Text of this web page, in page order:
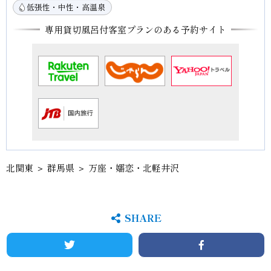
低張性・中性・高温泉
専用貸切風呂付客室プランのある予約サイト
北関東 ＞ 群馬県 ＞ 万座・嬬恋・北軽井沢
SHARE
Twitter